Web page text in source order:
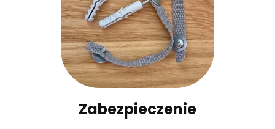
Zabezpieczenie